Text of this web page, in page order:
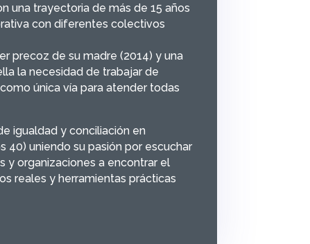
una trayectoria de más de 15 años
con diferentes colectivos
precoz de su madre (2014) y una
la necesidad de trabajar de
única vía para atender todas
igualdad y conciliación en
uniendo su pasión por escuchar
y organizaciones a encontrar el
reales y herramientas prácticas